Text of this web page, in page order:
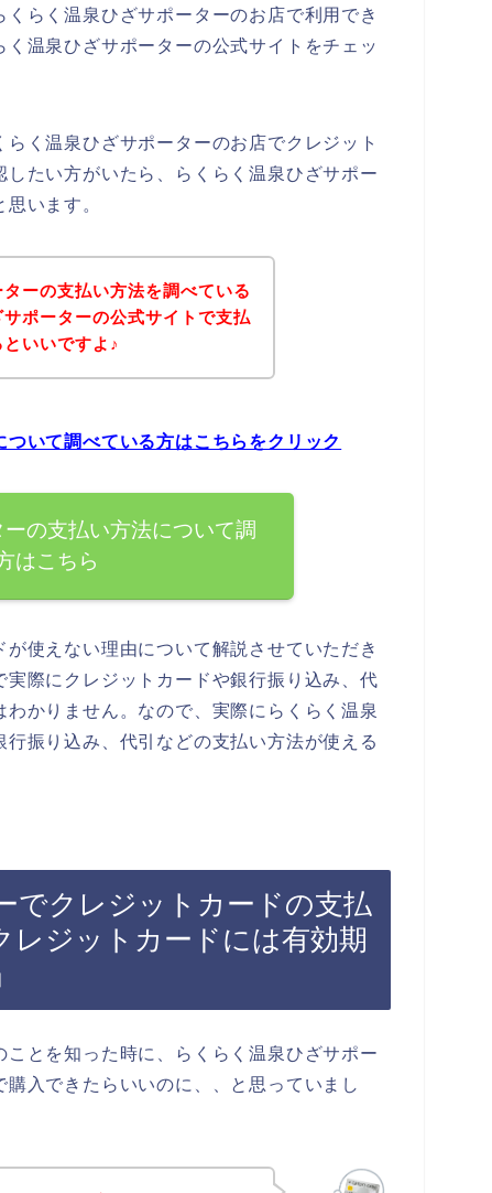
らく温泉ひざサポーターのお店で利用でき
温泉ひざサポーターの公式サイトをチェッ
く温泉ひざサポーターのお店でクレジット
たい方がいたら、らくらく温泉ひざサポー
います。
ーの支払い方法を調べている
ポーターの公式サイトで支払
いいですよ♪
いて調べている方はこちらをクリック
の支払い方法について調
はこちら
使えない理由について解説させていただき
際にクレジットカードや銀行振り込み、代
かりません。なので、実際にらくらく温泉
振り込み、代引などの支払い方法が使える
でクレジットカードの支払
レジットカードには有効期
とを知った時に、らくらく温泉ひざサポー
入できたらいいのに、、と思っていまし